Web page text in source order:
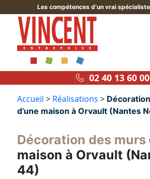
Les compétences d’un vrai
02 40 13 60 00
Accueil > Réalisations >
d’une maison à Orvault (Nantes
Décoration des murs
maison à Orvault
44)